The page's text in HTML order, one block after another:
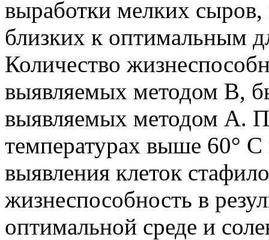
выработки мелких
близких к оптимальным
Количество
выявляемых методом В,
выявляемых методом А.
температурах выше 60° С
выявления клеток
жизнеспособность в
оптимальной среде и